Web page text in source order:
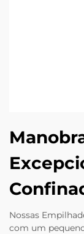
Nossas
com um